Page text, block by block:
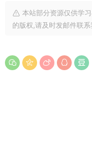
本站部分资源仅供学
的版权,请及时发邮件联